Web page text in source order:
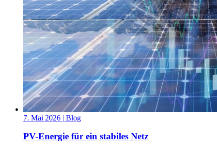
7. Mai 2026 | Blog
PV-Energie für ein stabiles Netz